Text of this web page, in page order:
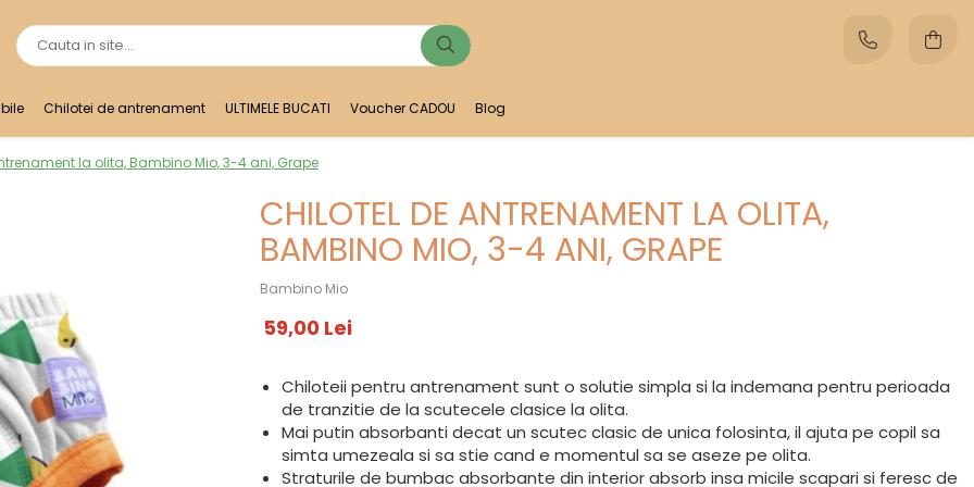
Chilotei de antrenament ULTIMELE BUCATI Voucher CADOU Blog
la olita, Bambino Mio, 3-4 ani, Grape
CHILOTEL DE ANTRENAMENT LA OLITA,
BAMBINO MIO, 3-4 ANI, GRAPE
Bambino Mio
59,00 Lei
Chiloteii pentru antrenament sunt o solutie simpla si la indemana pentru perioada
de tranzitie de la scutecele clasice la olita.
Mai putin absorbanti decat un scutec clasic de unica folosinta, il ajuta pe copil sa
simta umezeala si sa stie cand e momentul sa se aseze pe olita.
Straturile de bumbac absorbante din interior absorb insa micile scapari si feresc de